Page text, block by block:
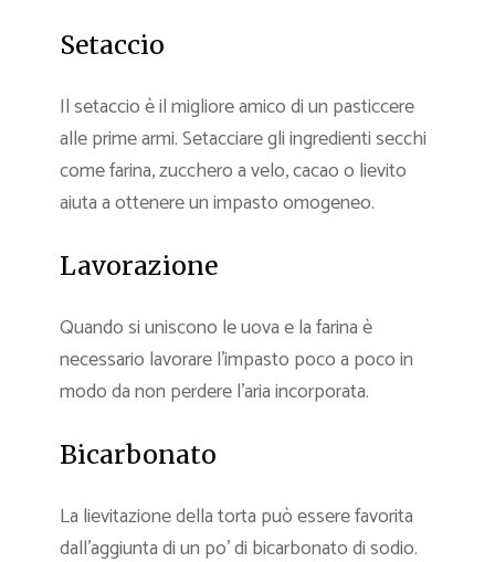
Setaccio
Il setaccio è il migliore amico di un pasticcere
alle prime armi. Setacciare gli ingredienti secchi
come farina, zucchero a velo, cacao o lievito
aiuta a ottenere un impasto omogeneo.
Lavorazione
Quando si uniscono le uova e la farina è
necessario lavorare l’impasto poco a poco in
modo da non perdere l’aria incorporata.
Bicarbonato
La lievitazione della torta può essere favorita
dall’aggiunta di un po’ di bicarbonato di sodio.